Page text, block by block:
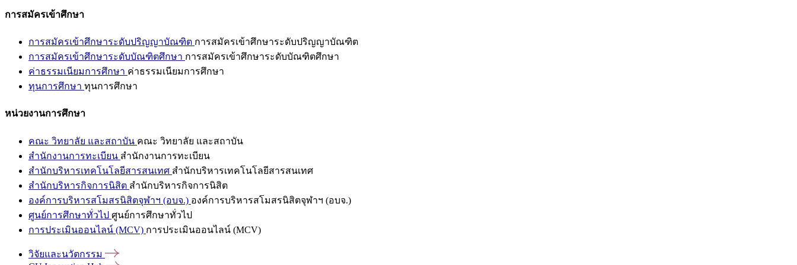
การสมัครเข้าศึกษา
การสมัครเข้าศึกษาระดับปริญญาบัณฑิต การสมัครเข้าศึกษาระดับปริญญาบัณฑิต
การสมัครเข้าศึกษาระดับบัณฑิตศึกษา การสมัครเข้าศึกษาระดับบัณฑิตศึกษา
ค่าธรรมเนียมการศึกษา ค่าธรรมเนียมการศึกษา
ทุนการศึกษา ทุนการศึกษา
หน่วยงานการศึกษา
คณะ วิทยาลัย และสถาบัน คณะ วิทยาลัย และสถาบัน
สำนักงานการทะเบียน สำนักงานการทะเบียน
สำนักบริหารเทคโนโลยีสารสนเทศ สำนักบริหารเทคโนโลยีสารสนเทศ
สำนักบริหารกิจการนิสิต สำนักบริหารกิจการนิสิต
องค์การบริหารสโมสรนิสิตจุฬาฯ (อบจ.) องค์การบริหารสโมสรนิสิตจุฬาฯ (อบจ.)
ศูนย์การศึกษาทั่วไป ศูนย์การศึกษาทั่วไป
การประเมินออนไลน์ (MCV) การประเมินออนไลน์ (MCV)
วิจัยและนวัตกรรม